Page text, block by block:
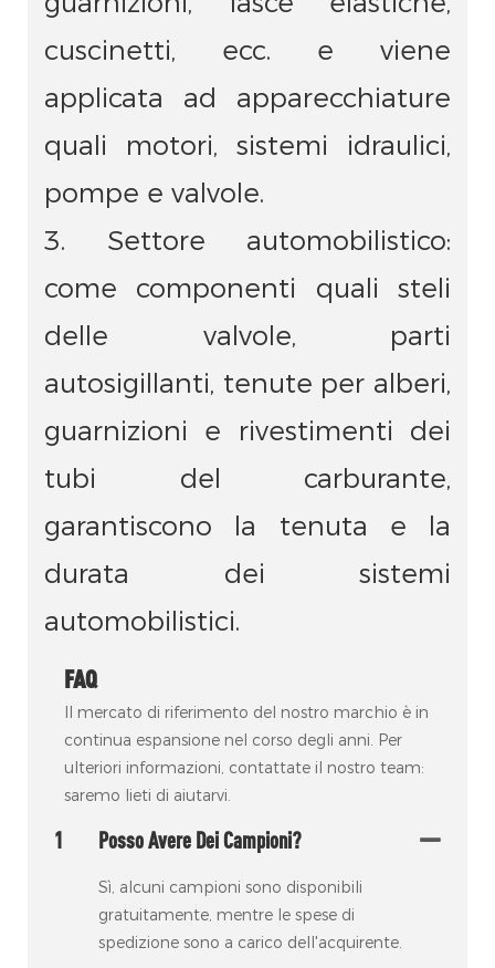
cuscinetti, ecc. e viene
applicata ad apparecchiature
quali motori, sistemi idraulici,
pompe e valvole.
3. Settore automobilistico:
come componenti quali steli
delle valvole, parti
autosigillanti, tenute per alberi,
guarnizioni e rivestimenti dei
tubi del carburante,
garantiscono la tenuta e la
durata dei sistemi
automobilistici.
FAQ
Il mercato di riferimento del nostro marchio è in
continua espansione nel corso degli anni. Per
ulteriori informazioni, contattate il nostro team:
saremo lieti di aiutarvi.
1 Posso Avere Dei Campioni?
Sì, alcuni campioni sono disponibili
gratuitamente, mentre le spese di
spedizione sono a carico dell'acquirente.